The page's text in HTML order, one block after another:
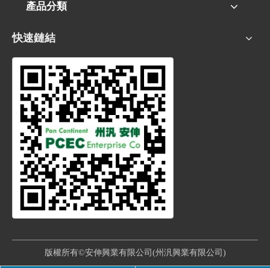
產品分類
快速鏈結
版權所有©安伸興業有限公司(州汎興業有限公司)